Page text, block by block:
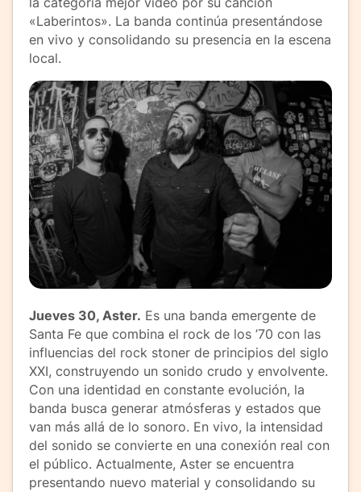
«Laberintos». La banda continúa presentándose
en vivo y consolidando su presencia en la escena
local.
Jueves 30, Aster. Es una banda emergente de
Santa Fe que combina el rock de los ’70 con las
influencias del rock stoner de principios del siglo
XXI, construyendo un sonido crudo y envolvente.
Con una identidad en constante evolución, la
banda busca generar atmósferas y estados que
van más allá de lo sonoro. En vivo, la intensidad
del sonido se convierte en una conexión real con
el público. Actualmente, Aster se encuentra
presentando nuevo material y consolidando su